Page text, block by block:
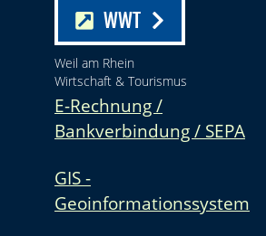
WWT
Weil am Rhein
Wirtschaft & Tourismus
E-Rechnung /
Bankverbindung / SEPA
GIS -
Geoinformationssystem